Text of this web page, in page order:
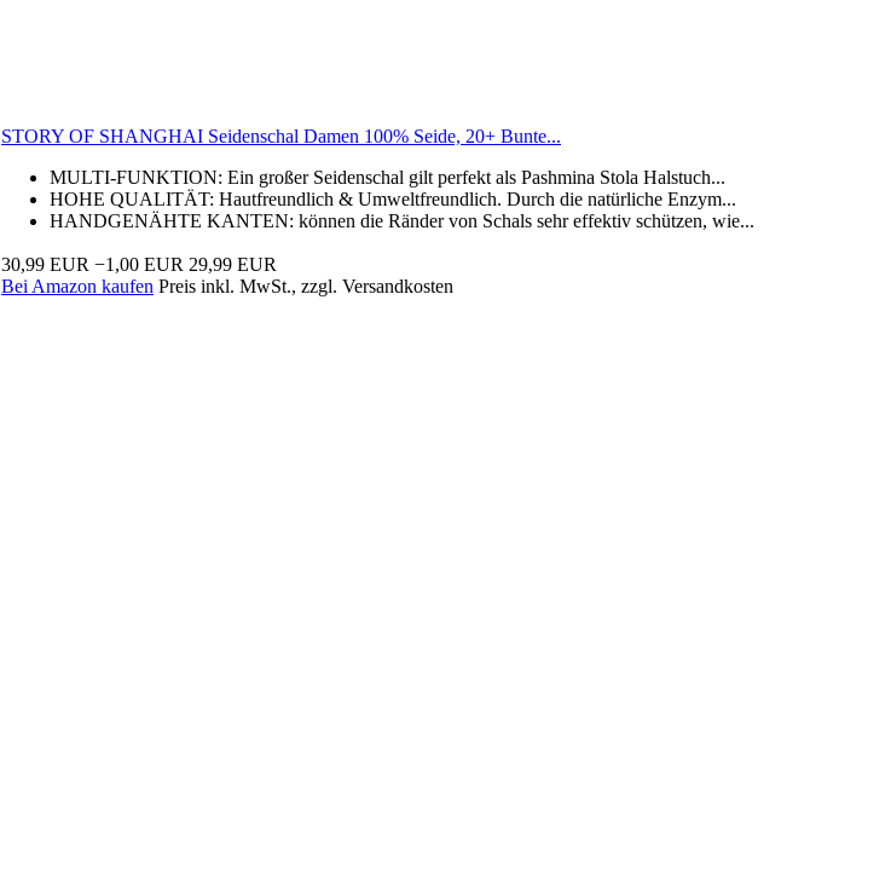
STORY OF SHANGHAI Seidenschal Damen 100% Seide, 20+ Bunte...
MULTI-FUNKTION: Ein großer Seidenschal gilt perfekt als Pashmina Stola Halstuch...
HOHE QUALITÄT: Hautfreundlich & Umweltfreundlich. Durch die natürliche Enzym...
HANDGENÄHTE KANTEN: können die Ränder von Schals sehr effektiv schützen, wie...
30,99 EUR −1,00 EUR 29,99 EUR
Bei Amazon kaufen Preis inkl. MwSt., zzgl. Versandkosten